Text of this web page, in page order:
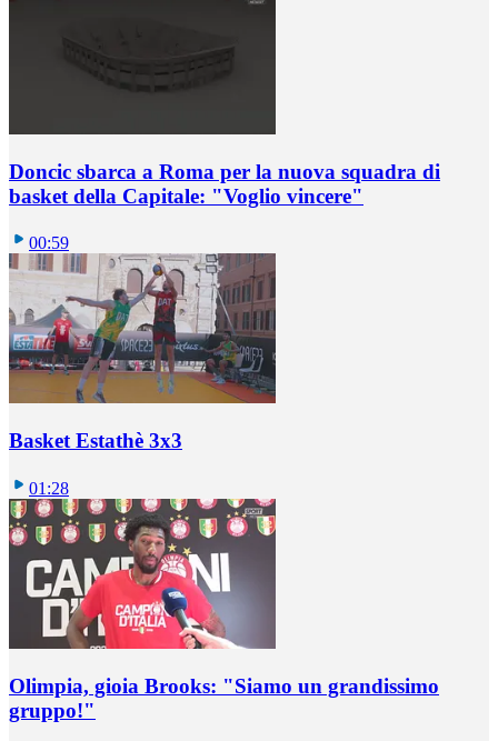
Doncic sbarca a Roma per la nuova squadra di
basket della Capitale: "Voglio vincere"
00:59
Basket Estathè 3x3
01:28
Olimpia, gioia Brooks: "Siamo un grandissimo
gruppo!"